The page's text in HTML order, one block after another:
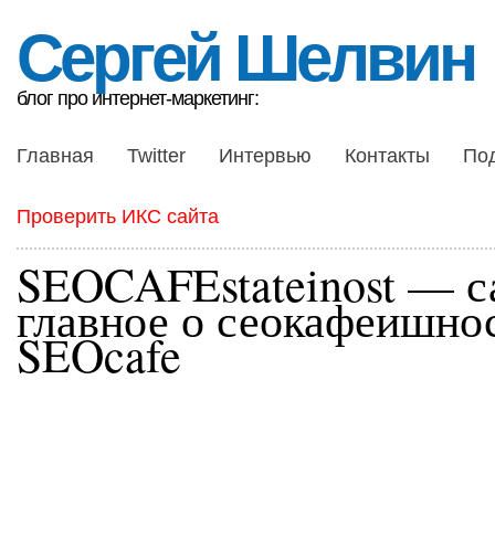
Сергей Шелвин
блог про интернет-маркетинг:
Главная Twitter Интервью Контакты
Проверить ИКС сайта
SEOCAFEstateinost —
главное о
SEOcafe